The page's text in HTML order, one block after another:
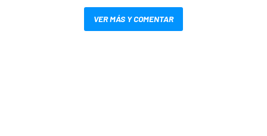
VER MÁS Y COMENTAR